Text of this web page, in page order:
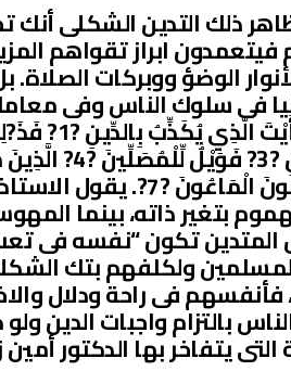
ذلك التدين الشكلى أنك
فيتعمدون ابراز تقواهم
الوضؤ ووبركات
فى سلوك الناس وفى
6? وَيَمْنَعُونَ
بتغير ذاته، بينما
تكون “نفسه فى تعب
ولكلفهم بتك
فى راحة ودلال
بالتزام واجبات الدين
يتفاخر بها الدكتور أمين